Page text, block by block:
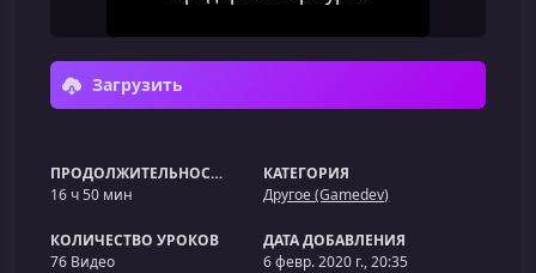
Загрузить
ПРОДОЛЖИТЕЛЬНОСТЬ
16 ч 50 мин
КАТЕГОРИЯ
Другое (Gamedev)
КОЛИЧЕСТВО УРОКОВ
76 Видео
ДАТА ДОБАВЛЕНИЯ
6 февр. 2020 г., 20:35